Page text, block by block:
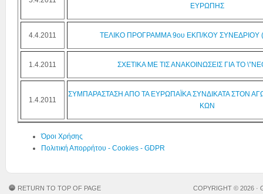
ΕΥΡΩΠΗΣ
4.4.2011 ΤΕΛΙΚΟ ΠΡΟΓΡΑΜΜΑ 9ου ΕΚΠ/ΚΟΥ ΣΥΝΕΔΡΙΟΥ
1.4.2011 ΣΧΕΤΙΚΑ ΜΕ ΤΙΣ ΑΝΑΚΟΙΝΩΣΕΙΣ ΓΙΑ ΤΟ
1.4.2011
ΣΥΜΠΑΡΑΣΤΑΣΗ ΑΠΟ ΤΑ ΕΥΡΩΠΑΪΚΑ ΣΥΝΔΙΚΑΤΑ ΣΤΟΝ
ΚΩΝ
Όροι Χρήσης
Πολιτική Απορρήτου - Cookies - GDPR
RETURN TO TOP OF PAGE COPYRIGHT © 2026 ·